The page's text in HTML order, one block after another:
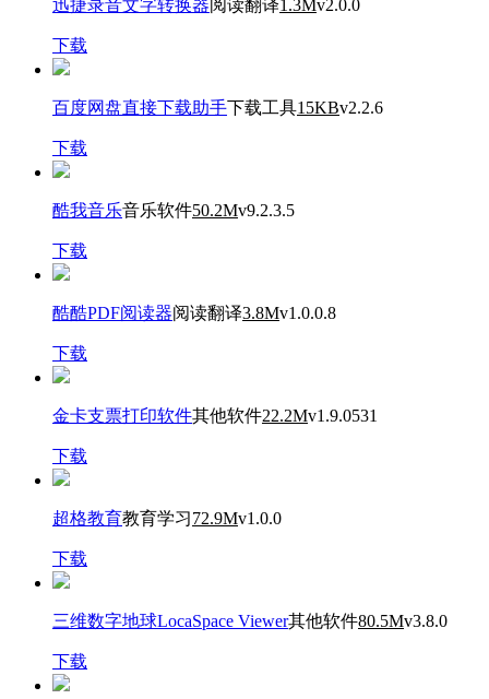
迅捷录音文字转换器 阅读翻译1.3Mv2.0.0
下载
百度网盘直接下载助手下载工具15KBv2.2.6
下载
酷我音乐音乐软件50.2Mv9.2.3.5
下载
酷酷PDF阅读器阅读翻译3.8Mv1.0.0.8
下载
金卡支票打印软件其他软件22.2Mv1.9.0531
下载
超格教育教育学习72.9Mv1.0.0
下载
三维数字地球LocaSpace Viewer其他软件80.5Mv3.8.0
下载